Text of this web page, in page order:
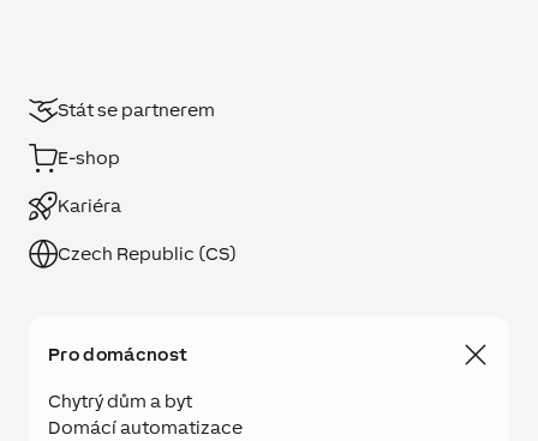
Stát se partnerem
E-shop
Kariéra
Czech Republic (CS)
Pro domácnost
Chytrý dům a byt
Domácí automatizace